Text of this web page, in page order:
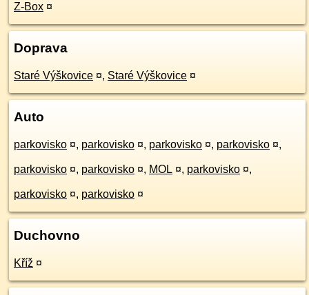
Z-Box ¤
Doprava
Staré Výškovice ¤, Staré Výškovice ¤
Auto
parkovisko ¤, parkovisko ¤, parkovisko ¤, parkovisko ¤,
parkovisko ¤, parkovisko ¤, MOL ¤, parkovisko ¤,
parkovisko ¤, parkovisko ¤
Duchovno
Kříž ¤